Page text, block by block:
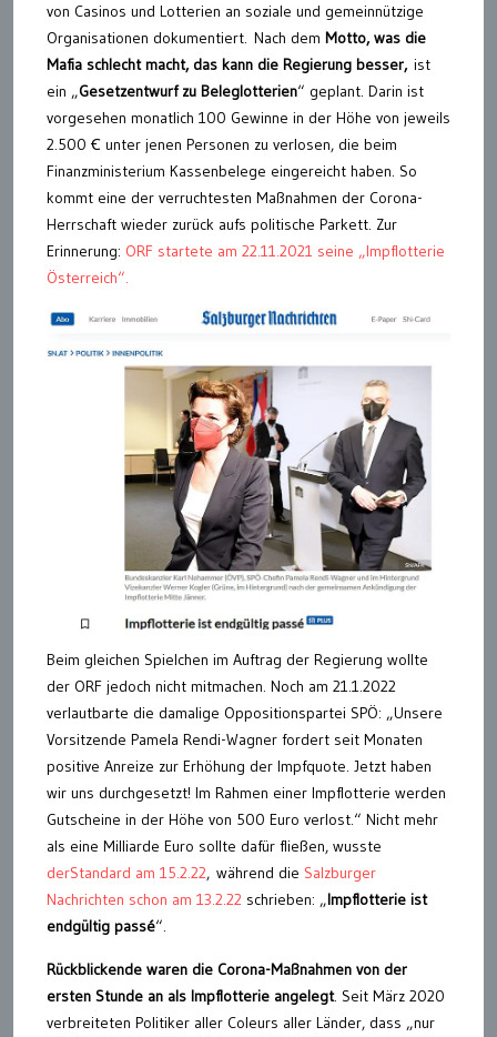
von Casinos und Lotterien an soziale und gemeinnützige
Organisationen dokumentiert. Nach dem Motto, was die
Mafia schlecht macht, das kann die Regierung besser,ist
ein „Gesetzentwurf zu Beleglotterien“ geplant. Darin ist
vorgesehen monatlich 100 Gewinne in der Höhe von jeweils
2.500 Ꞓ unter jenen Personen zu verlosen, die beim
Finanzministerium Kassenbelege eingereicht haben. So
kommt eine der verruchtesten Maßnahmen der Corona-
Herrschaft wieder zurück aufs politische Parkett. Zur
Erinnerung: ORF startete am 22.11.2021 seine „Impflotterie
Österreich“.
Beim gleichen Spielchen im Auftrag der Regierung wollte
der ORF jedoch nicht mitmachen. Noch am 21.1.2022
verlautbarte die damalige Oppositionspartei SPÖ: „Unsere
Vorsitzende Pamela Rendi-Wagner fordert seit Monaten
positive Anreize zur Erhöhung der Impfquote. Jetzt haben
wir uns durchgesetzt! Im Rahmen einer Impflotterie werden
Gutscheine in der Höhe von 500 Euro verlost.“ Nicht mehr
als eine Milliarde Euro sollte dafür fließen, wusste
derStandard am 15.2.22, während die Salzburger
Nachrichten schon am 13.2.22 schrieben: „Impflotterie ist
endgültig passé“.
Rückblickende waren die Corona-Maßnahmen von der
ersten Stunde an als Impflotterie angelegt. Seit März 2020
verbreiteten Politiker aller Coleurs aller Länder, dass „nur